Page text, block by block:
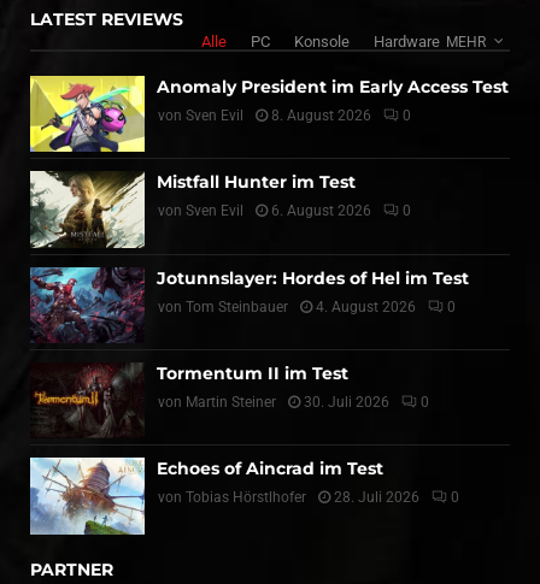
LATEST REVIEWS
Alle PC Konsole Hardware MEHR
Anomaly President im Early Access Test
von Sven Evil 8. August 2026 0
Mistfall Hunter im Test
von Sven Evil 6. August 2026 0
Jotunnslayer: Hordes of Hel im Test
von Tom Steinbauer 4. August 2026 0
Tormentum II im Test
von Martin Steiner 30. Juli 2026 0
Echoes of Aincrad im Test
von Tobias Hörstlhofer 28. Juli 2026 0
PARTNER